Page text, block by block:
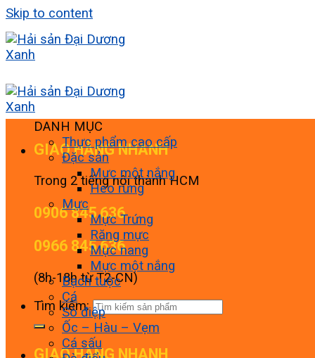
Skip to content
GIAO HÀNG NHANH
Trong 2 tiếng nội thành HCM
0906 845 636
0966 845 636
(8h-18h từ T2-CN)
Tìm kiếm:
GIAO HÀNG NHANH
DANH MỤC
Thực phẩm cao cấp
Đặc sản
Mực một nắng
Heo rừng
Mực
Mực Trứng
Răng mực
Mực nang
Mực một nắng
Bạch tuộc
Cá
Sò điệp
Ốc – Hàu – Vẹm
Cá sấu